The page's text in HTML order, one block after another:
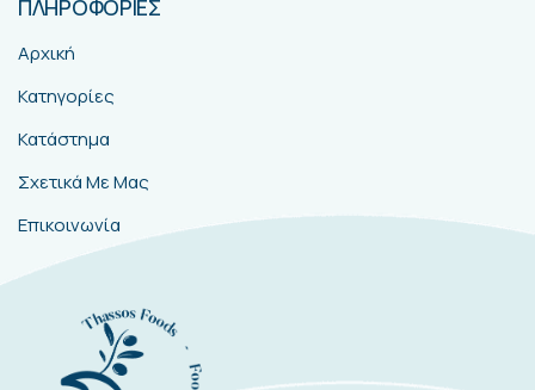
ΠΛΗΡΟΦΟΡΙΕΣ
Αρχική
Κατηγορίες
Κατάστημα
Σχετικά Με Μας
Επικοινωνία